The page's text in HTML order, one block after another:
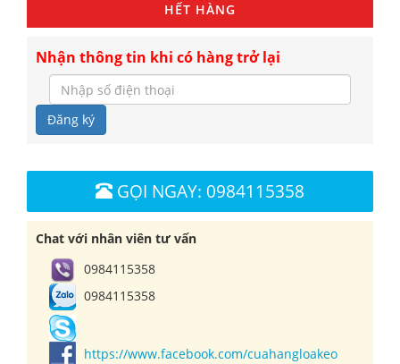
HẾT HÀNG
Nhận thông tin khi có hàng trở lại
Đăng ký
GỌI NGAY: 0984115358
Chat với nhân viên tư vấn
0984115358
0984115358
https://www.facebook.com/cuahangloakeo